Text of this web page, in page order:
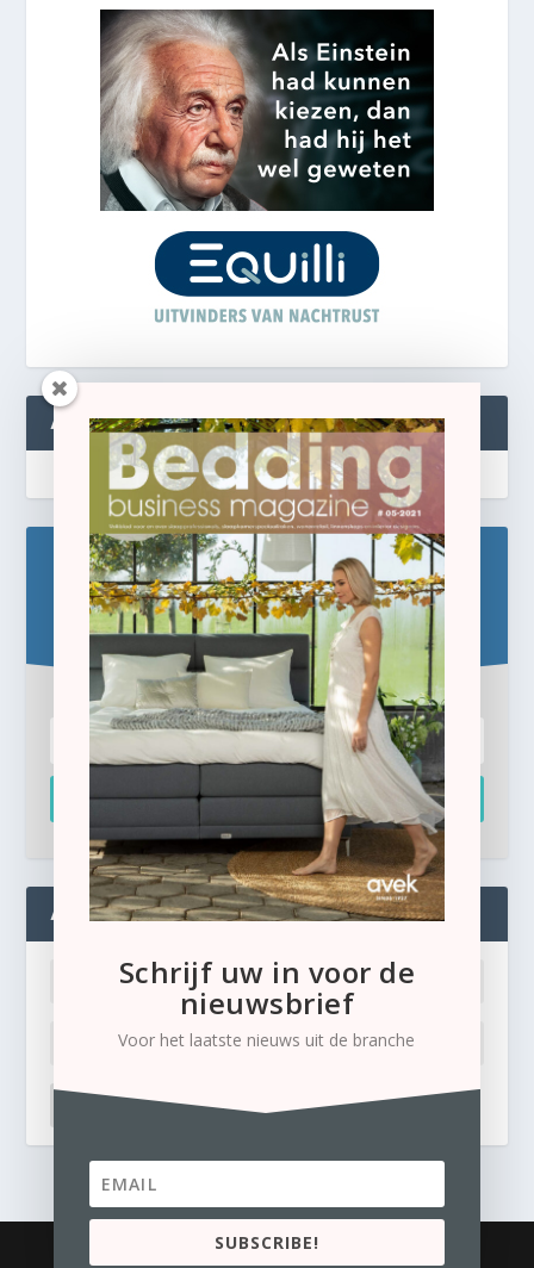
ABONNEREN
Blijf op de hoogte!
Schrijf u hier in voor de gratis e-newsletter.
Inschrijven
ADMIN
Ik ben mijn wachtwoord kwijt
Business Content Media
Schrijf uw in voor de
nieuwsbrief
Voor het laatste nieuws uit de branche
SUBSCRIBE!